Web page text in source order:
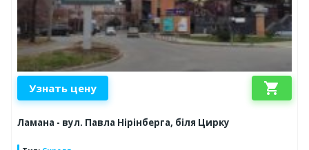
Узнать цену shopping_cart
Ламана - вул. Павла Нірінберга, біля Цирку